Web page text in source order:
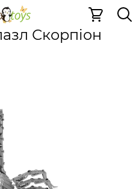
3D пазли Металеві 3D
Скорпіон